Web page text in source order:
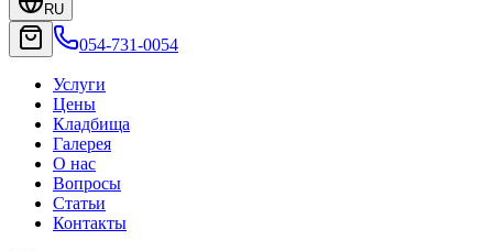
RU
054-731-0054
Услуги
Цены
Кладбища
Галерея
О нас
Вопросы
Статьи
Контакты